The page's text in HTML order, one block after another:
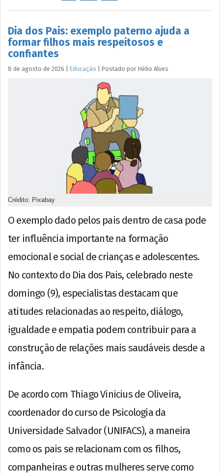
Dia dos Pais: exemplo paterno ajuda a
formar filhos mais respeitosos e
confiantes
8 de agosto de 2026 Educação Postado por Hélio Alves
Crédito: Pixabay
O exemplo dado pelos pais dentro de casa pode
ter influência importante na formação
emocional e social de crianças e adolescentes.
No contexto do Dia dos Pais, celebrado neste
domingo (9), especialistas destacam que
atitudes relacionadas ao respeito, diálogo,
igualdade e empatia podem contribuir para a
construção de relações mais saudáveis desde a
infância.
De acordo com Thiago Vinicius de Oliveira,
coordenador do curso de Psicologia da
Universidade Salvador (UNIFACS), a maneira
como os pais se relacionam com os filhos,
companheiras e outras mulheres serve como